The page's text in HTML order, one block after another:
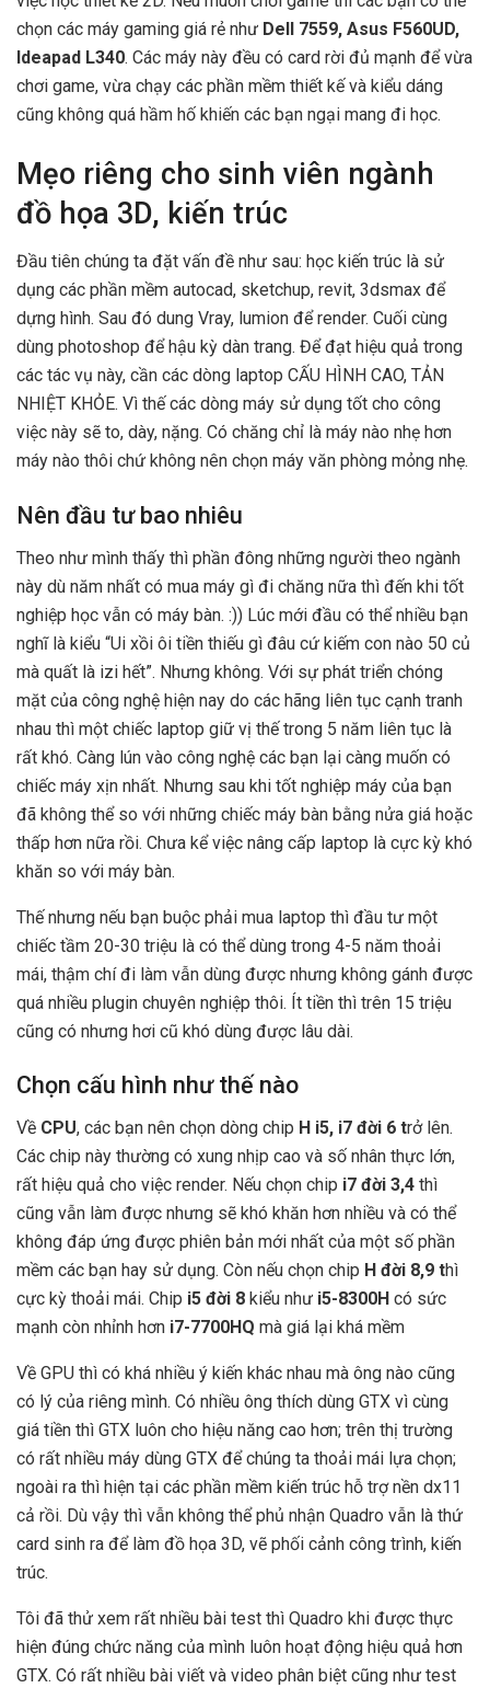
chọn các máy gaming giá rẻ như Dell 7559, Asus F560UD,
Ideapad L340. Các máy này đều có card rời đủ mạnh để vừa
chơi game, vừa chạy các phần mềm thiết kế và kiểu dáng
cũng không quá hầm hố khiến các bạn ngại mang đi học.
Mẹo riêng cho sinh viên ngành
đồ họa 3D, kiến trúc
Đầu tiên chúng ta đặt vấn đề như sau: học kiến trúc là sử
dụng các phần mềm autocad, sketchup, revit, 3dsmax để
dựng hình. Sau đó dung Vray, lumion để render. Cuối cùng
dùng photoshop để hậu kỳ dàn trang. Để đạt hiệu quả trong
các tác vụ này, cần các dòng laptop CẤU HÌNH CAO, TẢN
NHIỆT KHỎE. Vì thế các dòng máy sử dụng tốt cho công
việc này sẽ to, dày, nặng. Có chăng chỉ là máy nào nhẹ hơn
máy nào thôi chứ không nên chọn máy văn phòng mỏng nhẹ.
Nên đầu tư bao nhiêu
Theo như mình thấy thì phần đông những người theo ngành
này dù năm nhất có mua máy gì đi chăng nữa thì đến khi tốt
nghiệp học vẫn có máy bàn. :)) Lúc mới đầu có thể nhiều bạn
nghĩ là kiểu “Ui xồi ôi tiền thiếu gì đâu cứ kiếm con nào 50 củ
mà quất là izi hết”. Nhưng không. Với sự phát triển chóng
mặt của công nghệ hiện nay do các hãng liên tục cạnh tranh
nhau thì một chiếc laptop giữ vị thế trong 5 năm liên tục là
rất khó. Càng lún vào công nghệ các bạn lại càng muốn có
chiếc máy xịn nhất. Nhưng sau khi tốt nghiệp máy của bạn
đã không thể so với những chiếc máy bàn bằng nửa giá hoặc
thấp hơn nữa rồi. Chưa kể việc nâng cấp laptop là cực kỳ khó
khăn so với máy bàn.
Thế nhưng nếu bạn buộc phải mua laptop thì đầu tư một
chiếc tầm 20-30 triệu là có thể dùng trong 4-5 năm thoải
mái, thậm chí đi làm vẫn dùng được nhưng không gánh được
quá nhiều plugin chuyên nghiệp thôi. Ít tiền thì trên 15 triệu
cũng có nhưng hơi cũ khó dùng được lâu dài.
Chọn cấu hình như thế nào
Về CPU, các bạn nên chọn dòng chip H i5, i7 đời 6 trở lên.
Các chip này thường có xung nhịp cao và số nhân thực lớn,
rất hiệu quả cho việc render. Nếu chọn chip i7 đời 3,4 thì
cũng vẫn làm được nhưng sẽ khó khăn hơn nhiều và có thể
không đáp ứng được phiên bản mới nhất của một số phần
mềm các bạn hay sử dụng. Còn nếu chọn chip H đời 8,9 thì
cực kỳ thoải mái. Chip i5 đời 8 kiểu như i5-8300H có sức
mạnh còn nhỉnh hơn i7-7700HQ mà giá lại khá mềm
Về GPU thì có khá nhiều ý kiến khác nhau mà ông nào cũng
có lý của riêng mình. Có nhiều ông thích dùng GTX vì cùng
giá tiền thì GTX luôn cho hiệu năng cao hơn; trên thị trường
có rất nhiều máy dùng GTX để chúng ta thoải mái lựa chọn;
ngoài ra thì hiện tại các phần mềm kiến trúc hỗ trợ nền dx11
cả rồi. Dù vậy thì vẫn không thể phủ nhận Quadro vẫn là thứ
card sinh ra để làm đồ họa 3D, vẽ phối cảnh công trình, kiến
trúc.
Tôi đã thử xem rất nhiều bài test thì Quadro khi được thực
hiện đúng chức năng của mình luôn hoạt động hiệu quả hơn
GTX. Có rất nhiều bài viết và video phân biệt cũng như test